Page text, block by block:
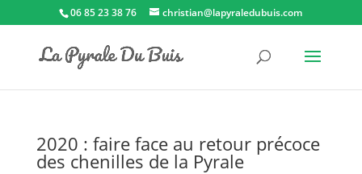
06 85 23 38 76 christian@lapyraledubuis.com
2020 : faire face au retour précoce
des chenilles de la Pyrale